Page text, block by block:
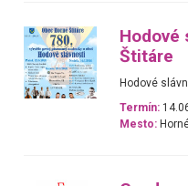
Hodové
Štitáre
Hodové
Termín:
Mesto: